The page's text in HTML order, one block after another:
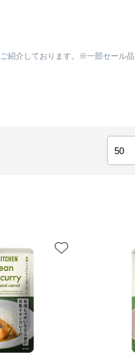
介しております。※一部セール